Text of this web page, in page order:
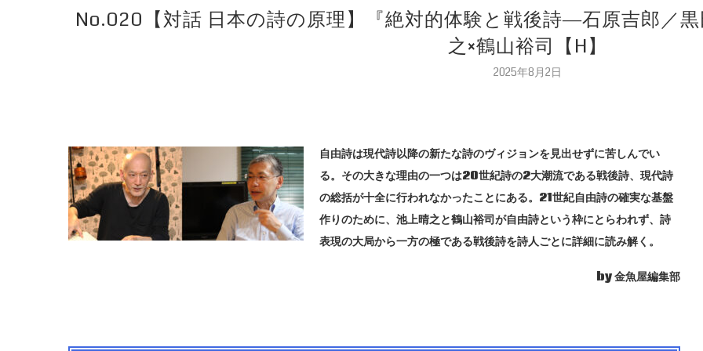
No.020【対話 日本の詩の原理】『絶対的体験と戦後詩―石原吉郎／
之×鶴山裕司【H】
2025年8月2日
自由詩は現代詩以降の新たな詩のヴィジョンを見出せずに苦しんでい
る。その大きな理由の一つは20世紀詩の2大潮流である戦後詩、現代詩
の総括が十全に行われなかったことにある。21世紀自由詩の確実な基盤
作りのために、池上晴之と鶴山裕司が自由詩という枠にとらわれず、詩
表現の大局から一方の極である戦後詩を詩人ごとに詳細に読み解く。
by 金魚屋編集部